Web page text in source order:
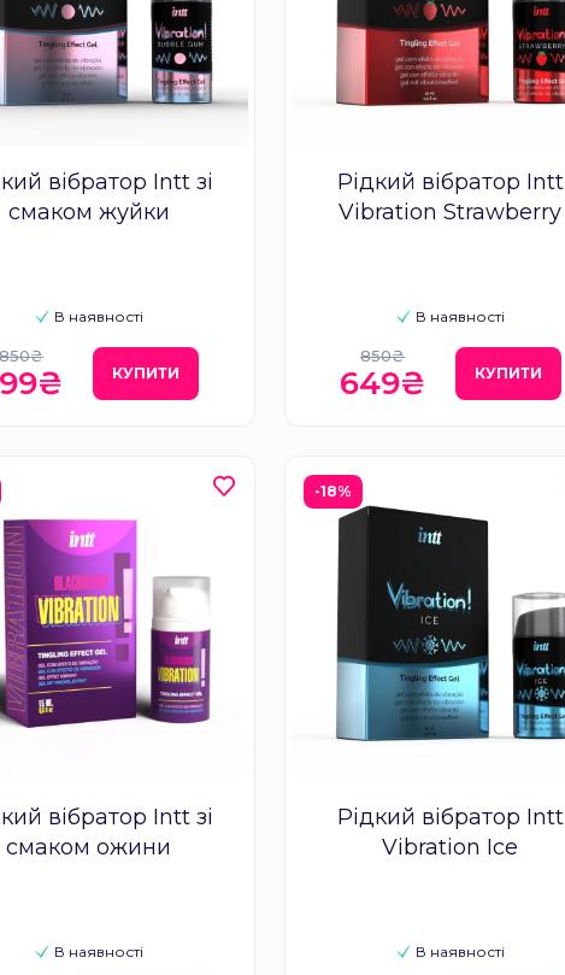
вібратор Intt зі
смаком жуйки
В наявності
КУПИТИ
Рідкий вібратор Intt
Vibration Strawberry
В наявності
649₴
850₴
КУПИТИ
вібратор Intt зі
смаком ожини
В наявності
-18%
Рідкий вібратор Intt
Vibration Ice
В наявності